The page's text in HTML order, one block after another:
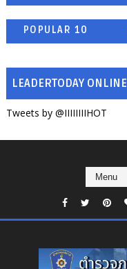
POPULAR 10
LEADERTODAY ONLINE
Tweets by @IIIIIIIIHOT